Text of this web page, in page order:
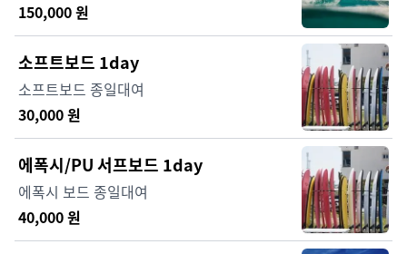
150,000원
소프트보드 1day
소프트보드 종일대여
30,000원
에폭시/PU 서프보드 1day
에폭시 보드 종일대여
40,000원